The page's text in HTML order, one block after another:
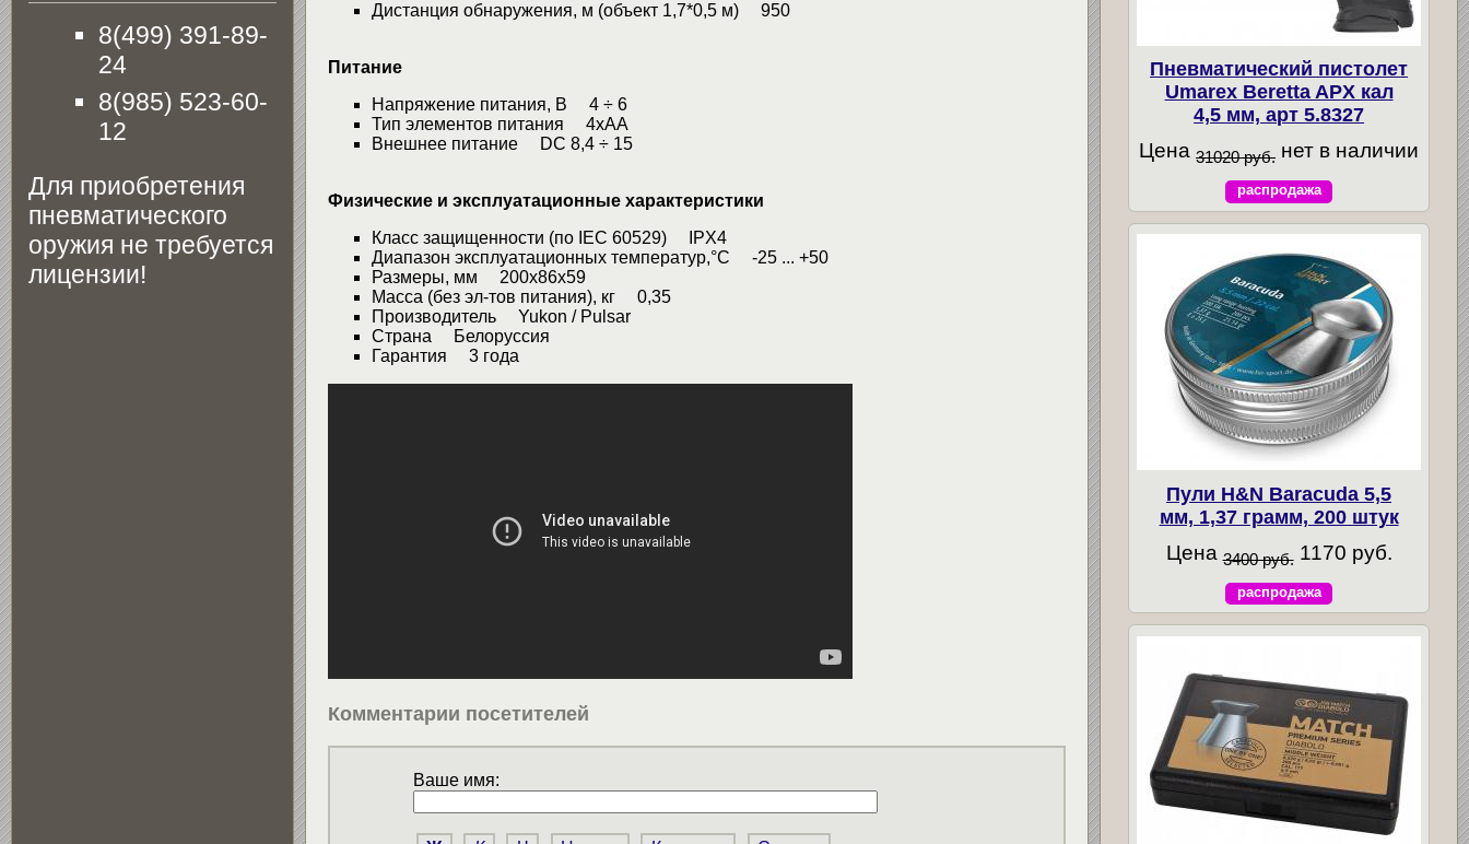
Дистанция обнаружения, м (объект 1,7*0,5 м) 950
Питание
Напряжение питания, B 4 ÷ 6
Тип элементов питания 4xAA
Внешнее питание DC 8,4 ÷ 15
Физические и эксплуатационные характеристики
Класс защищенности (по IEC 60529) IPX4
Диапазон эксплуатационных температур,°С -25 ... +50
Размеры, мм 200x86x59
Масса (без эл-тов питания), кг 0,35
Производитель Yukon / Pulsar
Страна Белоруссия
Гарантия 3 года
Комментарии посетителей
Ваше имя:
8(499) 391-89-
24
8(985) 523-60-
12
Для приобретения
пневматического
оружия не требуется
лицензии!
Пневматический пистолет
Umarex Beretta APX кал
4,5 мм, арт 5.8327
Цена31020 руб. нет в наличии
распродажа
Пули H&N Baracuda 5,5
мм, 1,37 грамм, 200 штук
Цена 3400 руб. 1170 руб.
распродажа